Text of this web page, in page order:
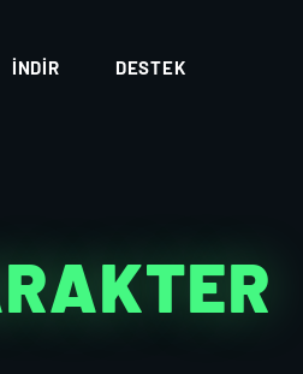
İNDIR DESTEK